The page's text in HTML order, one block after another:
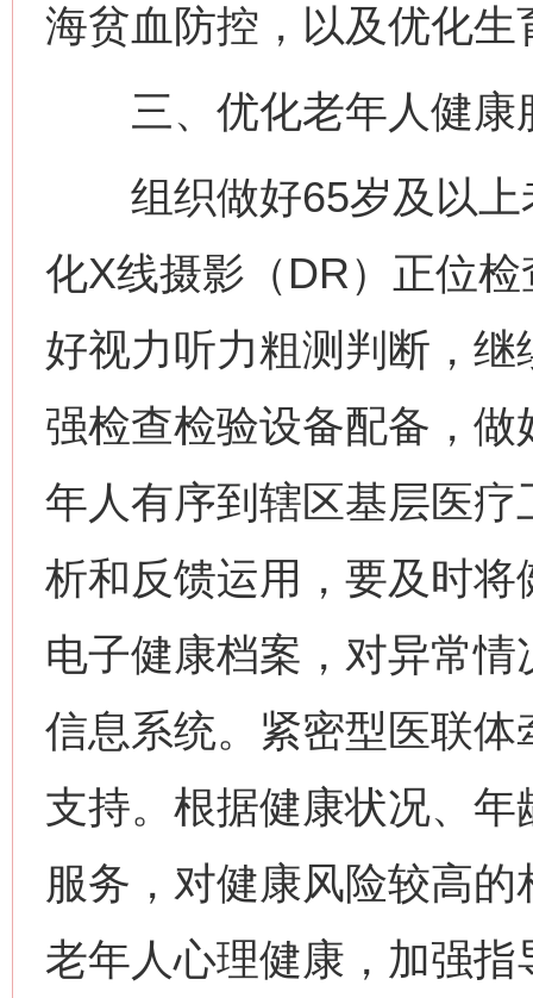
海贫血防控，以及优化
三、优化老年人健康
组织做好65岁及以上
化X线摄影（DR）正位
好视力听力粗测判断，
强检查检验设备配备，
年人有序到辖区基层医
析和反馈运用，要及时
电子健康档案，对异常
信息系统。紧密型医联
支持。根据健康状况、
服务，对健康风险较高
老年人心理健康，加强指